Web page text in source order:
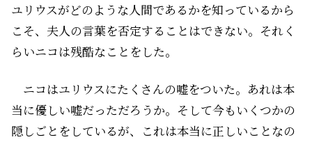
ユリウスがどのような人間であるかを知っているから
こそ、夫人の言葉を否定することはできない。それく
らいニコは残酷なことをした。
ニコはユリウスにたくさんの嘘をついた。あれは本
当に優しい嘘だっただろうか。そして今もいくつかの
隠しごとをしているが、これは本当に正しいことなの